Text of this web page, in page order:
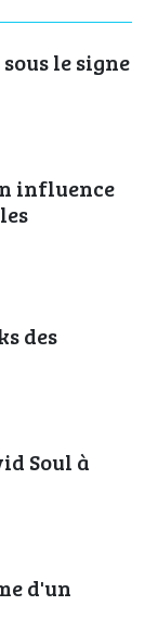
le signe
influence
des
Soul à
d'un